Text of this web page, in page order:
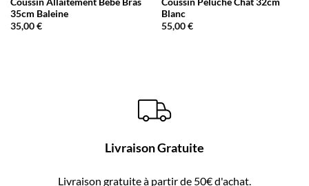
35cm Baleine
35,00€
Blanc
55,00€
Livraison Gratuite
Livraison gratuite à partir de 50€ d'achat.